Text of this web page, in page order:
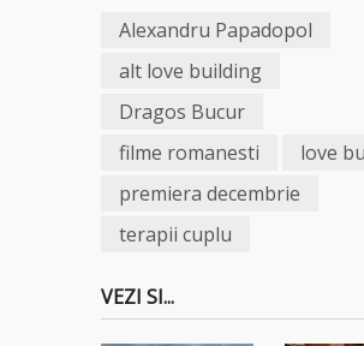
Alexandru Papadopol
alt love building
Dragos Bucur
filme romanesti
love
premiera decembrie
terapii cuplu
VEZI SI...